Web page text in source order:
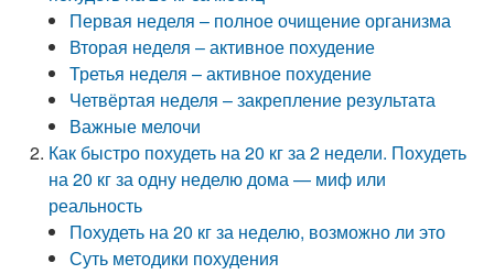
Первая неделя – полное очищение организма
Вторая неделя – активное похудение
Третья неделя – активное похудение
Четвёртая неделя – закрепление результата
Важные мелочи
Как быстро похудеть на 20 кг за 2 недели. Похудеть
на 20 кг за одну неделю дома — миф или
реальность
Похудеть на 20 кг за неделю, возможно ли это
Суть методики похудения